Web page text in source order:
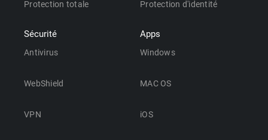
Protection totale
Sécurité
Antivirus
WebShield
VPN
Protection d'identité
Apps
Windows
MAC OS
iOS